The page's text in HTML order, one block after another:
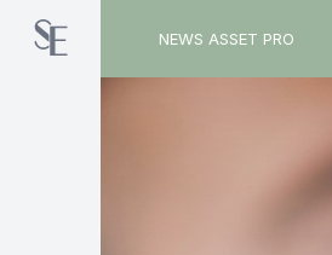
NEWS ASSET PRO